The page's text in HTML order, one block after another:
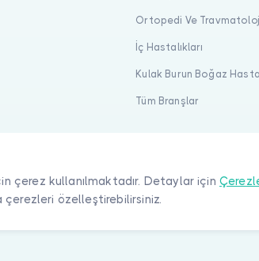
çerez kullanılmaktadır. Detaylar için
çerezleri özelleştirebilirsiniz.
Ortopedi Ve
İç Hastalıkları
Kulak Burun Boğaz
Tüm Branşlar